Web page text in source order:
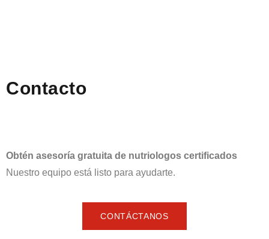
Contacto
Obtén asesoría gratuita de nutriologos certificados
Nuestro equipo está listo para ayudarte.
CONTÁCTANOS